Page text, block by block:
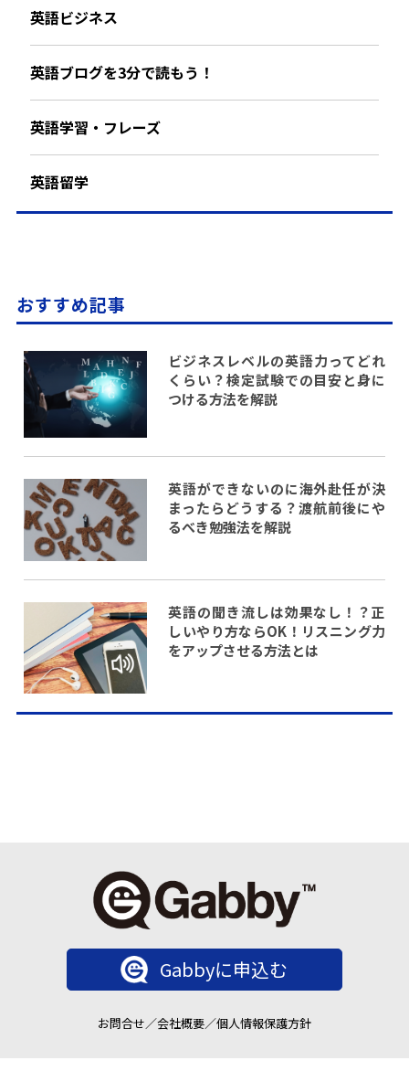
英語ビジネス
英語ブログを3分で読もう！
英語学習・フレーズ
英語留学
おすすめ記事
ビジネスレベルの英語力ってどれ
くらい？検定試験での目安と身に
つける方法を解説
英語ができないのに海外赴任が決
まったらどうする？渡航前後にや
るべき勉強法を解説
英語の聞き流しは効果なし！？正
しいやり方ならOK！リスニング力
をアップさせる方法とは
Gabbyに申込む
お問合せ／会社概要／個人情報保護方針